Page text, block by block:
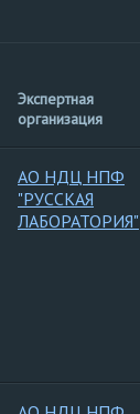
Экспертная
организация
АО НДЦ НПФ
"РУССКАЯ
ЛАБОРАТОРИЯ"